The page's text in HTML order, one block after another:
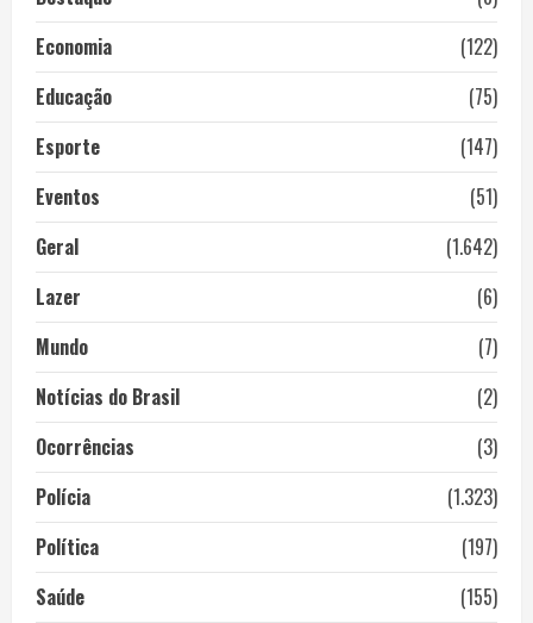
Economia
(122)
Educação
(75)
Esporte
(147)
Eventos
(51)
Geral
(1.642)
Lazer
(6)
Mundo
(7)
Notícias do Brasil
(2)
Ocorrências
(3)
Polícia
(1.323)
Política
(197)
Saúde
(155)